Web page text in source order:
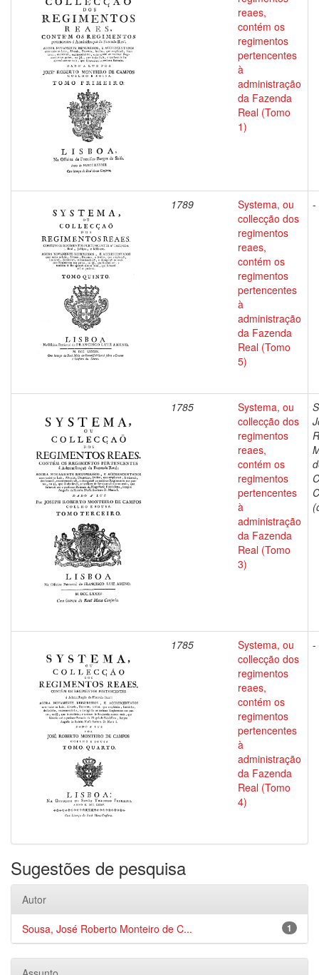
reaes,
contém os
regimentos
pertencentes
à
administração
da Fazenda
Real (Tomo
1)
1789
Systema, ou
collecção dos
regimentos
reaes,
contém os
regimentos
pertencentes
à
administração
da Fazenda
Real (Tomo
5)
-
1785
Systema, ou
collecção dos
regimentos
reaes,
contém os
regimentos
pertencentes
à
administração
da Fazenda
Real (Tomo
3)
1785
Systema, ou
collecção dos
regimentos
reaes,
contém os
regimentos
pertencentes
à
administração
da Fazenda
Real (Tomo
4)
-
Sugestões de pesquisa
Autor
1
Sousa, José Roberto Monteiro de C...